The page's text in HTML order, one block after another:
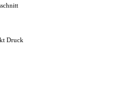
Druck